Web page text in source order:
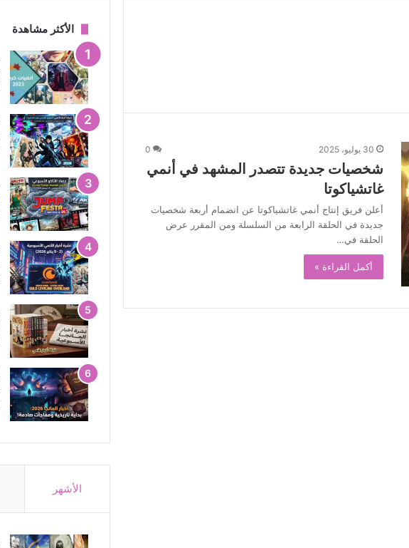
30 يوليو، 2025 0
شخصيات جديدة تتصدر المشهد في أنمي
غاتشياكوتا
أعلن فريق إنتاج أنمي غاتشياكوتا عن انضمام أربعة شخصيات
جديدة في الحلقة الرابعة من السلسلة ومن المقرر عرض
الحلقة في…
أكمل القراءة »
الأكثر مشاهدة
الأشهر